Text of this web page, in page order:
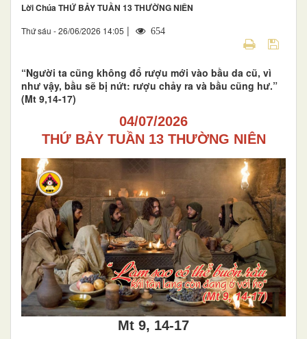
Lời Chúa THỨ BẢY TUẦN 13 THƯỜNG NIÊN
Thứ sáu - 26/06/2026 14:05 | 654
“Người ta cũng không đổ rượu mới vào bầu da cũ, vì
như vậy, bầu sẽ bị nứt: rượu chảy ra và bầu cũng hư.”
(Mt 9,14-17)
04/07/2026
THỨ BẢY TUẦN 13 THƯỜNG NIÊN
Mt 9, 14-17